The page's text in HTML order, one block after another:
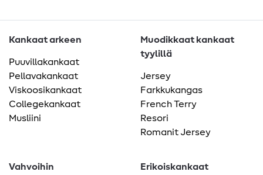
Kankaat arkeen
Puuvillakankaat
Pellavakankaat
Viskoosikankaat
Collegekankaat
Musliini
Muodikkaat kankaat
tyylillä
Jersey
Farkkukangas
French Terry
Resori
Romanit Jersey
Vahvoihin
Erikoiskankaat